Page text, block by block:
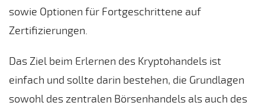
sowie Optionen für Fortgeschrittene auf
Zertifizierungen.
Das Ziel beim Erlernen des Kryptohandels ist
einfach und sollte darin bestehen, die Grundlagen
sowohl des zentralen Börsenhandels als auch des